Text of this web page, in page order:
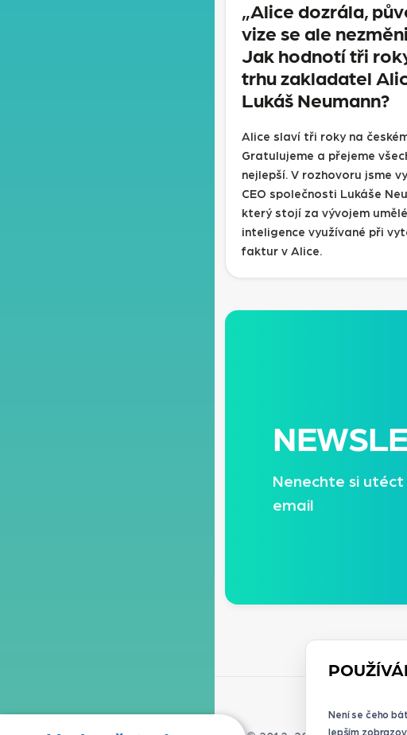
„Alice dozrála,
vize se ale
Jak hodnotí tři
trhu zakladatel
Lukáš Neumann?
Alice slaví tři roky na
Gratulujeme a přejeme
nejlepší. V rozhovoru jsme
CEO společnosti Lukáše
který stojí za vývojem umělé
inteligence využívané při
faktur v Alice.
Nenechte si
email
Není se čeho